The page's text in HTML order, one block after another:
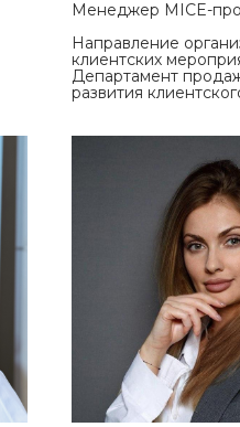
Менеджер MICE-
Направление
клиентских
Департамент
развития